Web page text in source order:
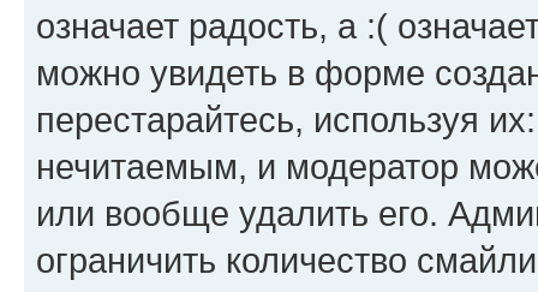
означает радость, а :(
можно увидеть в форме
перестарайтесь, используя
нечитаемым, и модератор
или вообще удалить его.
ограничить количество